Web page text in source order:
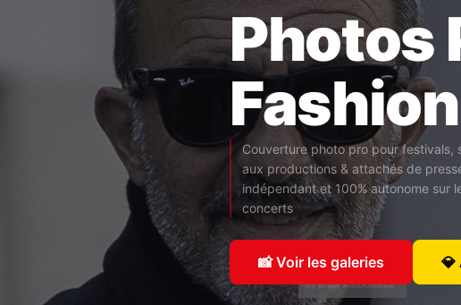
Photos
Couverture photo pro pour festivals,
aux productions & attachés de
indépendant et 100% autonome sur
concerts
📸 Voir les galeries 💎